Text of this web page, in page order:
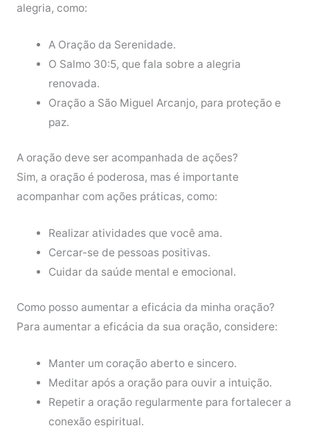
alegria, como:
A Oração da Serenidade.
O Salmo 30:5, que fala sobre a alegria
renovada.
Oração a São Miguel Arcanjo, para proteção e
paz.
A oração deve ser acompanhada de ações?
Sim, a oração é poderosa, mas é importante
acompanhar com ações práticas, como:
Realizar atividades que você ama.
Cercar-se de pessoas positivas.
Cuidar da saúde mental e emocional.
Como posso aumentar a eficácia da minha oração?
Para aumentar a eficácia da sua oração, considere:
Manter um coração aberto e sincero.
Meditar após a oração para ouvir a intuição.
Repetir a oração regularmente para fortalecer a
conexão espiritual.